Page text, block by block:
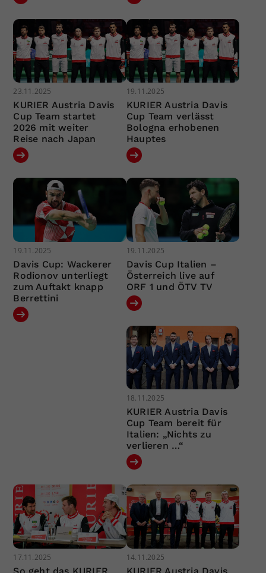
23.11.2025
KURIER Austria Davis
Cup Team startet
2026 mit weiter
Reise nach Japan
19.11.2025
KURIER Austria Davis
Cup Team verlässt
Bologna erhobenen
Hauptes
19.11.2025
Davis Cup: Wackerer
Rodionov unterliegt
zum Auftakt knapp
Berrettini
19.11.2025
Davis Cup Italien –
Österreich live auf
ORF 1 und ÖTV TV
18.11.2025
KURIER Austria Davis
Cup Team bereit für
Italien: „Nichts zu
verlieren …“
17.11.2025
So geht das KURIER
14.11.2025
KURIER Austria Davis